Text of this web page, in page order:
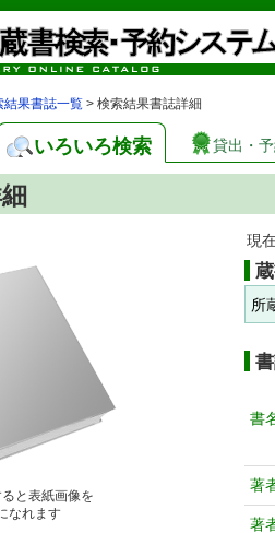
結果書誌一覧 > 検索結果書誌詳細
いろいろ検索 貸出・
ると表紙画像を
なれます
現
所
書
著
著